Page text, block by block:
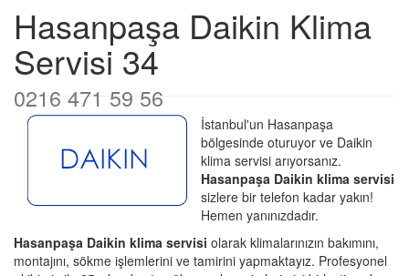
Hasanpaşa Daikin Klima
Servisi 34
0216 471 59 56
İstanbul'un Hasanpaşa
bölgesinde oturuyor ve Daikin
klima servisi arıyorsanız.
Hasanpaşa Daikin klima servisi
sizlere bir telefon kadar yakın!
Hemen yanınızdadır.
Hasanpaşa Daikin klima servisi olarak klimalarınızın bakımını,
montajını, sökme işlemlerini ve tamirini yapmaktayız. Profesyonel